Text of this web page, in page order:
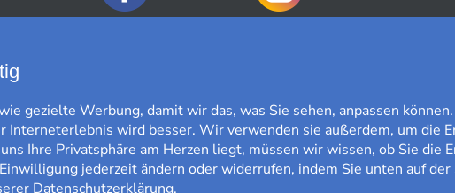
gezielte Werbung, damit wir das, was Sie sehen, anpassen
Interneterlebnis wird besser. Wir verwenden sie außerdem, um die
Ihre Privatsphäre am Herzen liegt, müssen wir wissen, ob Sie die
jederzeit ändern oder widerrufen, indem Sie unten auf
Datenschutzerklärung.